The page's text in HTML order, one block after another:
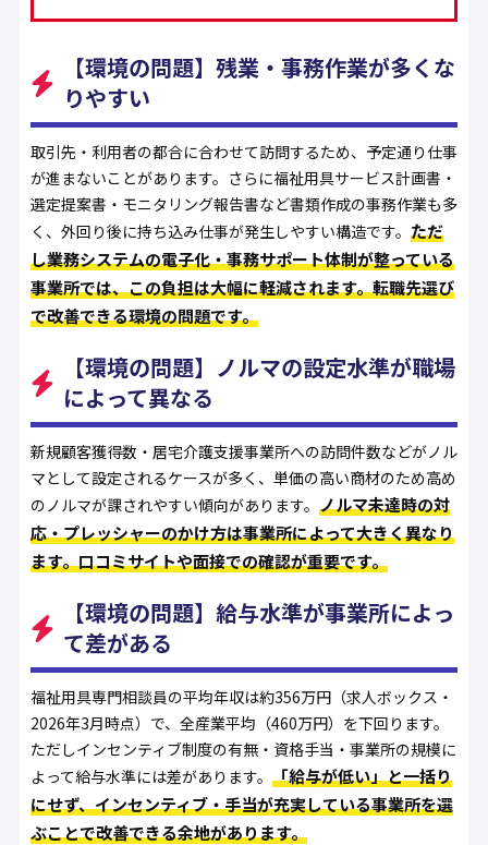
【環境の問題】残業・事務作業が多くな
りやすい
取引先・利用者の都合に合わせて訪問するため、予定通り仕事
が進まないことがあります。さらに福祉用具サービス計画書・
選定提案書・モニタリング報告書など書類作成の事務作業も多
く、外回り後に持ち込み仕事が発生しやすい構造です。 ただ
し業務システムの電子化・事務サポート体制が整っている
事業所では、この負担は大幅に軽減されます。転職先選び
で改善できる環境の問題です。
【環境の問題】ノルマの設定水準が職場
によって異なる
新規顧客獲得数・居宅介護支援事業所への訪問件数などがノル
マとして設定されるケースが多く、単価の高い商材のため高め
のノルマが課されやすい傾向があります。 ノルマ未達時の対
応・プレッシャーのかけ方は事業所によって大きく異なり
ます。口コミサイトや面接での確認が重要です。
【環境の問題】給与水準が事業所によっ
て差がある
福祉用具専門相談員の平均年収は約356万円（求人ボックス・
2026年3月時点）で、全産業平均（460万円）を下回ります。
ただしインセンティブ制度の有無・資格手当・事業所の規模に
よって給与水準には差があります。 「給与が低い」と一括り
にせず、インセンティブ・手当が充実している事業所を選
ぶことで改善できる余地があります。